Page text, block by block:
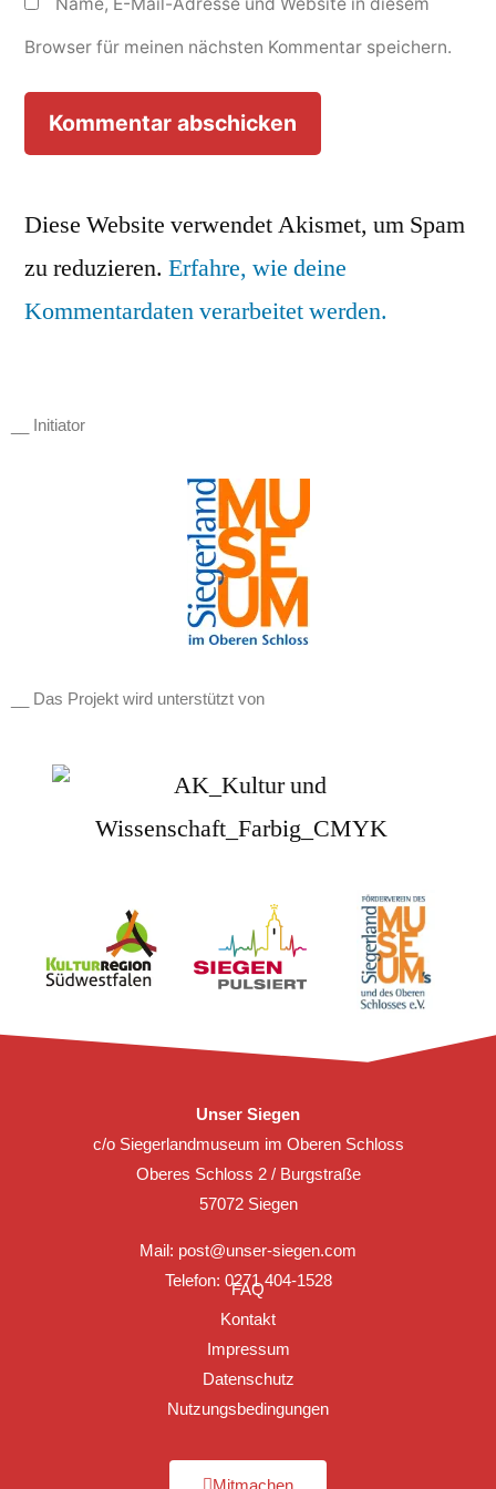
Browser für meinen nächsten Kommentar speichern.
Diese Website verwendet Akismet, um Spam
zu reduzieren. Erfahre, wie deine
Kommentardaten verarbeitet werden.
__ Initiator
__ Das Projekt wird unterstützt von
Unser Siegen
c/o Siegerlandmuseum im Oberen Schloss
Oberes Schloss 2 / Burgstraße
57072 Siegen
Mail: post@unser-siegen.com
Telefon: 0271 404-1528
FAQ
Kontakt
Impressum
Datenschutz
Nutzungsbedingungen